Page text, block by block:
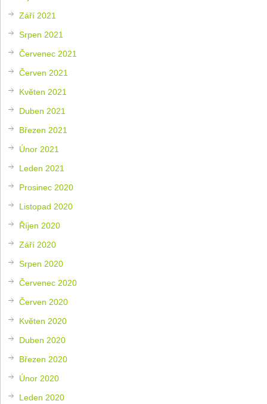
Září 2021
Srpen 2021
Červenec 2021
Červen 2021
Květen 2021
Duben 2021
Březen 2021
Únor 2021
Leden 2021
Prosinec 2020
Listopad 2020
Říjen 2020
Září 2020
Srpen 2020
Červenec 2020
Červen 2020
Květen 2020
Duben 2020
Březen 2020
Únor 2020
Leden 2020